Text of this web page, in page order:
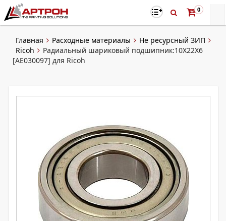
0
Главная Расходные материалы
Не ресурсный ЗИП
Ricoh
Радиальный шариковый подшипник:10X22X6
[AE030097] для Ricoh